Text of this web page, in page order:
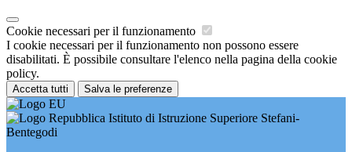
Cookie necessari per il funzionamento
I cookie necessari per il funzionamento non possono essere
disabilitati. È possibile consultare l'elenco nella pagina della cookie
policy.
Accetta tutti Salva le preferenze
Istituto di Istruzione Superiore Stefani-
Bentegodi